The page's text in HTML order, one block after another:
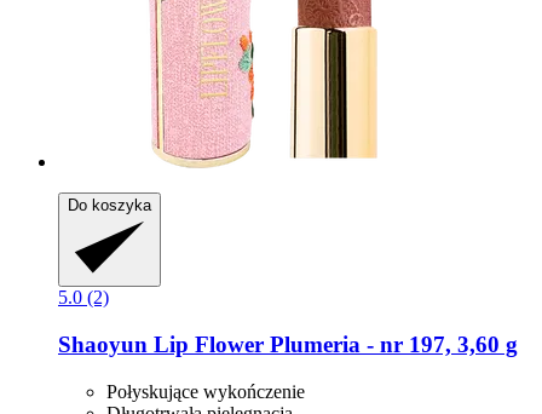
Do koszyka
5.0 (2)
Shaoyun Lip Flower Plumeria -​ nr 197, 3,60 g
Połyskujące wykończenie